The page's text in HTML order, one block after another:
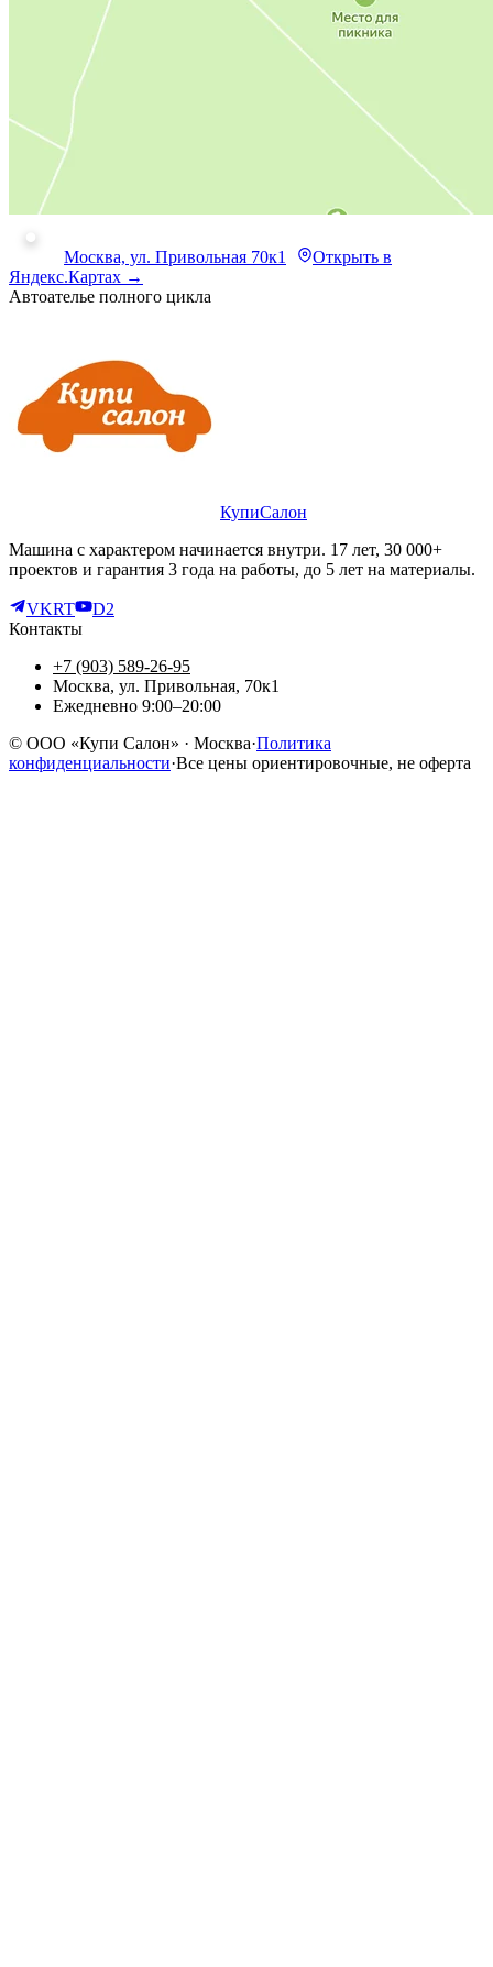
Москва, ул. Привольная 70к1
Открыть в
Яндекс.Картах →
Автоателье полного цикла
КупиСалон
Машина с характером начинается внутри. 17 лет, 30 000+
проектов и гарантия 3 года на работы, до 5 лет на материалы.
VKRT
D2
Контакты
+7 (903) 589-26-95
Москва, ул. Привольная, 70к1
Ежедневно 9:00–20:00
© ООО «Купи Салон» · Москва·Политика
конфиденциальности·Все цены ориентировочные, не оферта